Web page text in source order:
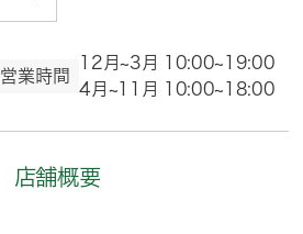
営業時間
12月~3月 10:00~19:00
4月~11月 10:00~18:00
店舗概要